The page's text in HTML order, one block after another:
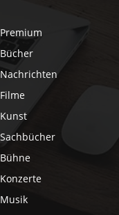
Premium
Bücher
Nachrichten
Filme
Kunst
Sachbücher
Bühne
Konzerte
Musik